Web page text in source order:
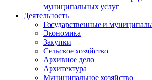
муниципальных услуг
Деятельность
Государственные и
Экономика
Закупки
Сельское хозяйство
Архивное дело
Архитектура
Муниципальное хозяйство